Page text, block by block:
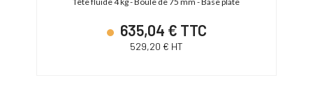
635,04 € TTC
529,20 € HT